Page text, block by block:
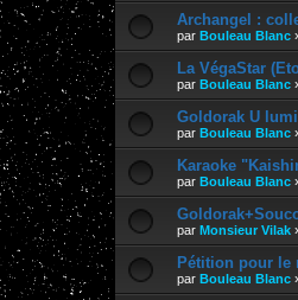
Archangel :
par Bouleau Blanc
La VégaStar
par Bouleau Blanc
Goldorak U
par Bouleau Blanc
Karaoke
par Bouleau Blanc
par Monsieur Vilak
Pétition pour le
par Bouleau Blanc